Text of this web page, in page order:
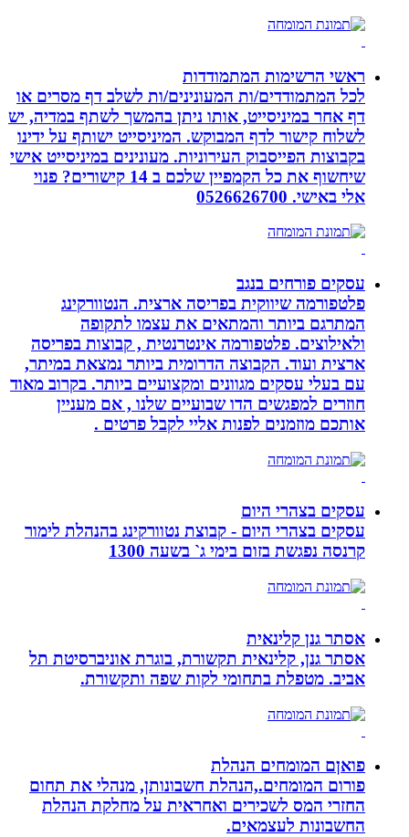
ראשי הרשימות המתמודדות
לכל המתמודדים/ות המעונינים/ות לשלב דף מסרים או
דף אחר במיניסייט, אותו ניתן בהמשך לשתף במדיה, יש
לשלוח קישור לדף המבוקש. המיניסייט ישותף על ידינו
בקבוצות הפייסבוק העירוניות. מעונינים במיניסייט אישי
שיחשוף את כל הקמפיין שלכם ב 14 קישורים? פנוי
אלי באישי. 0526626700
עסקים פורחים בנגב
פלטפורמה שיווקית בפריסה ארצית. הנטוורקינג
המתרגם ביותר והמתאים את עצמו לתקופה
ולאילוצים. פלטפורמה אינטרנטית , קבוצות בפריסה
ארצית ועוד. הקבוצה הדרומית ביותר נמצאת במיתר,
עם בעלי עסקים מגוונים ומקצועיים ביותר. בקרוב מאוד
חוזרים למפגשים הדו שבועיים שלנו , אם מעניין
אותכם מוזמנים לפנות אליי לקבל פרטים .
עסקים בצהרי היום
עסקים בצהרי היום - קבוצת נטוורקינג בהנהלת לימור
קרנסה נפגשת בזום בימי ג` בשעה 1300
אסתר גנן קלינאית
אסתר גנן, קלינאית תקשורת, בוגרת אוניברסיטת תל
אביב. מטפלת בתחומי לקות שפה ותקשורת.
פואןם המומחים הנהלת
פורום המומחים.,הנהלת חשבונותן, מנהלי את תחום
החזרי המס לשכירים ואחראית על מחלקת הנהלת
החשבונות לעצמאים.